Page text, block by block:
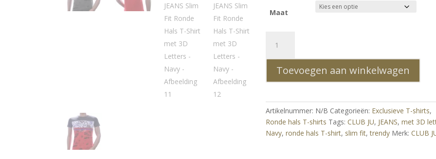
Maat
Trendy
JEANS
Slim
Ronde
Hals
T-
Shirt
Toevoegen aan winkelwagen
Artikelnummer: N/B Categorieën: Exclusieve T-shirts,
Ronde hals T-shirts Tags:CLUB JU, JEANS,met 3D
Navy,ronde hals T-shirt, slim fit,trendy Merk:CLUB